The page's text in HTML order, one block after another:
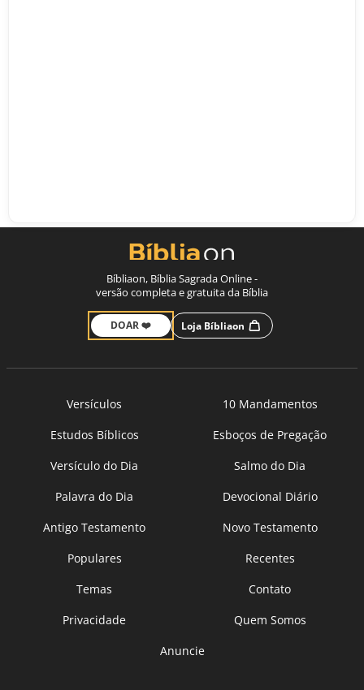
Bíbliaon, Bíblia Sagrada Online -
versão completa e gratuita da Bíblia
DOAR ❤️ Loja Bíbliaon
Versículos
10 Mandamentos
Estudos Bíblicos
Esboços de Pregação
Versículo do Dia
Salmo do Dia
Palavra do Dia
Devocional Diário
Antigo Testamento
Novo Testamento
Populares
Recentes
Temas
Contato
Privacidade
Quem Somos
Anuncie